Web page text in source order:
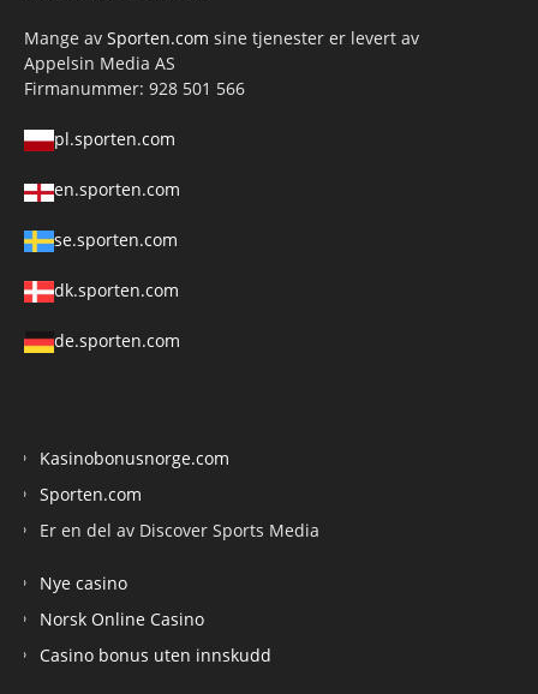
Mange av Sporten.com sine tjenester er levert av
Appelsin Media AS
Firmanummer: 928 501 566
pl.sporten.com
en.sporten.com
se.sporten.com
dk.sporten.com
de.sporten.com
Kasinobonusnorge.com
Sporten.com
Er en del av Discover Sports Media
Nye casino
Norsk Online Casino
Casino bonus uten innskudd